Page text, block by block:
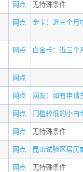
网点 无特殊条件
网点 金卡：近三个月
网点 白金卡：近三个
网点
网点 网友：如有申请
网点 门槛较低的小白
网点 无特殊条件
网点 昆山试验区居民
网点 无特殊条件